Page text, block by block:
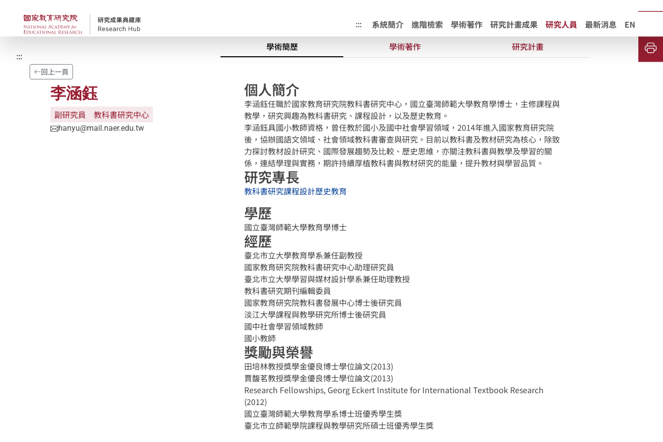
跳到主要內容國家教育研究院-研究成果典藏庫 ::: 系統簡介 進階檢索 學術著作 研究計畫成果 研究人員 最新消息 EN
:::
回上一頁
李涵鈺
副研究員 教科書研究中心
hanyu@mail.naer.edu.tw
學術簡歷 學術著作 研究計畫
個人簡介
李涵鈺任職於國家教育研究院教科書研究中心，國立臺灣師範大學教育學博士，主修課程與
教學，研究興趣為教科書研究、課程設計，以及歷史教育。
李涵鈺具國小教師資格，曾任教於國小及國中社會學習領域，2014年進入國家教育研究院
後，協辦國語文領域、社會領域教科書審查與研究。目前以教科書及教材研究為核心，除致
力探討教材設計研究、國際發展趨勢及比較、歷史思維，亦關注教科書與教學及學習的關
係，連結學理與實務，期許持續厚植教科書與教材研究的能量，提升教材與學習品質。
研究專長
教科書研究課程設計歷史教育
學歷
國立臺灣師範大學教育學博士
經歷
臺北市立大學教育學系兼任副教授
國家教育研究院教科書研究中心助理研究員
臺北市立大學學習與媒材設計學系兼任助理教授
教科書研究期刊編輯委員
國家教育研究院教科書發展中心博士後研究員
淡江大學課程與教學研究所博士後研究員
國中社會學習領域教師
國小教師
獎勵與榮譽
田培林教授獎學金優良博士學位論文(2013)
賈馥茗教授獎學金優良博士學位論文(2013)
Research Fellowships, Georg Eckert Institute for International Textbook Research
(2012)
國立臺灣師範大學教育學系博士班優秀學生獎
臺北市立師範學院課程與教學研究所碩士班優秀學生獎